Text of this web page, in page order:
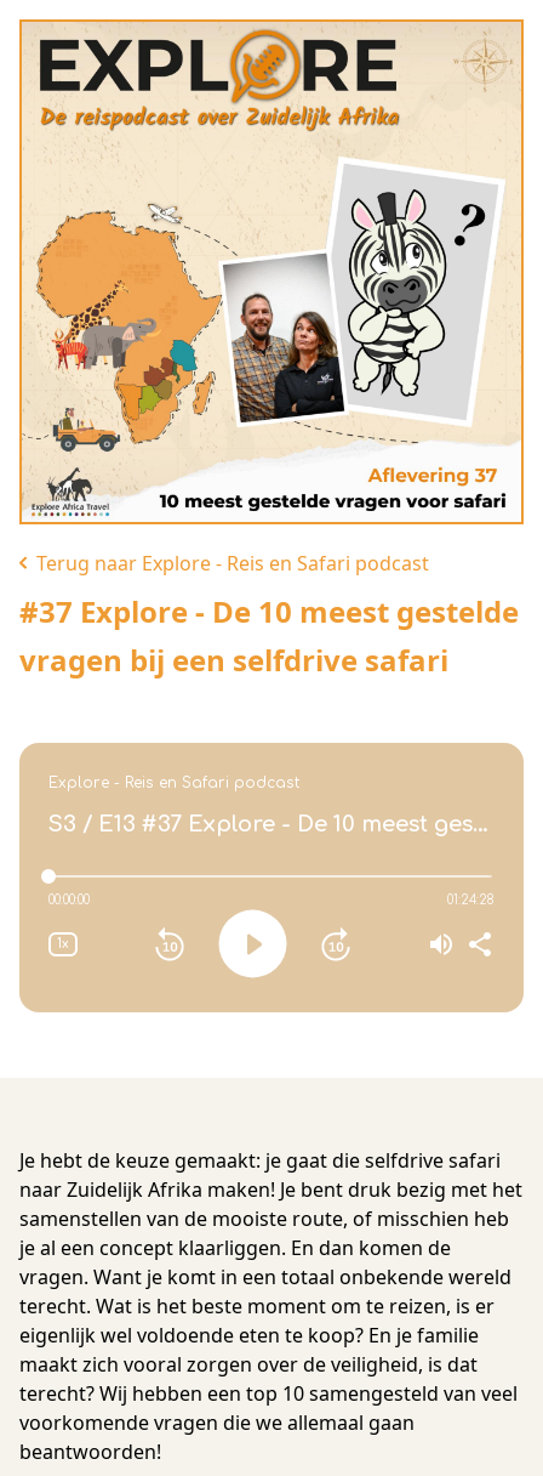
Terug naar Explore - Reis en Safari podcast
#37 Explore - De 10 meest gestelde
vragen bij een selfdrive safari
Je hebt de keuze gemaakt: je gaat die selfdrive safari
naar Zuidelijk Afrika maken! Je bent druk bezig met het
samenstellen van de mooiste route, of misschien heb
je al een concept klaarliggen. En dan komen de
vragen. Want je komt in een totaal onbekende wereld
terecht. Wat is het beste moment om te reizen, is er
eigenlijk wel voldoende eten te koop? En je familie
maakt zich vooral zorgen over de veiligheid, is dat
terecht? Wij hebben een top 10 samengesteld van veel
voorkomende vragen die we allemaal gaan
beantwoorden!